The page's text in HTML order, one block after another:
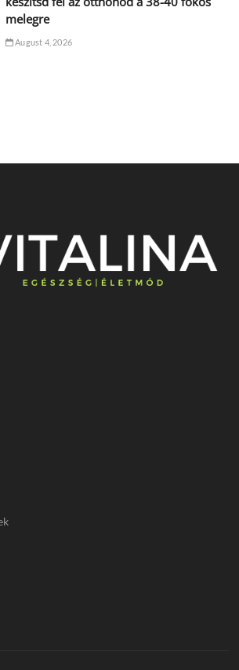
melegre
August 4, 2026